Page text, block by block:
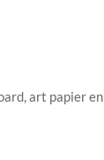
art papier en